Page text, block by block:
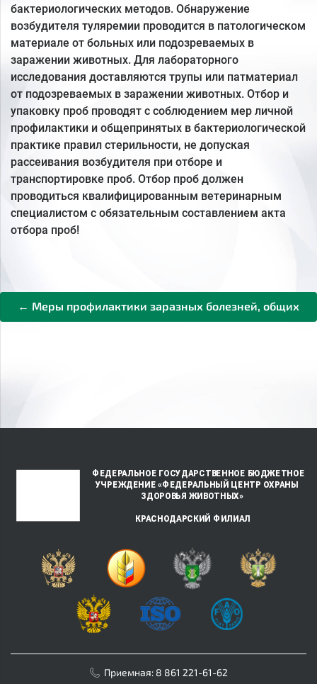
бактериологических методов. Обнаружение
возбудителя туляремии проводится в патологическом
материале от больных или подозреваемых в
заражении животных. Для лабораторного
исследования доставляются трупы или патматериал
от подозреваемых в заражении животных. Отбор и
упаковку проб проводят с соблюдением мер личной
профилактики и общепринятых в бактериологической
практике правил стерильности, не допуская
рассеивания возбудителя при отборе и
транспортировке проб. Отбор проб должен
проводиться квалифицированным ветеринарным
специалистом с обязательным составлением акта
отбора проб!
← Меры профилактики заразных болезней, общих
Приемная: 8 861 221-61-62